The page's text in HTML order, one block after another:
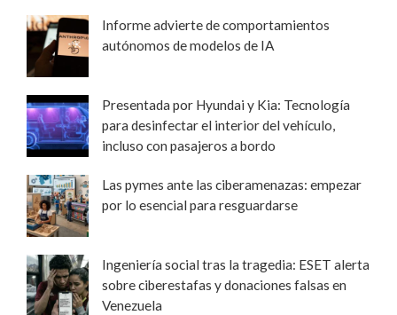
Informe advierte de comportamientos
autónomos de modelos de IA
Presentada por Hyundai y Kia: Tecnología
para desinfectar el interior del vehículo,
incluso con pasajeros a bordo
Las pymes ante las ciberamenazas: empezar
por lo esencial para resguardarse
Ingeniería social tras la tragedia: ESET alerta
sobre ciberestafas y donaciones falsas en
Venezuela